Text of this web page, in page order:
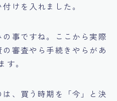
けを入れました。
の事ですね。ここから実際
審査やら手続きやらがあ
す。
、買う時期を「今」と決